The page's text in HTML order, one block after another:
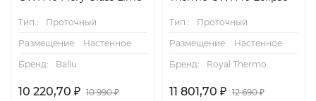
Тип.:
Проточный
Размещение:
Настенное
Бренд:
Ballu
10 220,70 ₽ 10 990₽
Тип.:
Проточный
Размещение:
Настенное
Бренд:
Royal Thermo
11 801,70 ₽ 12 690₽